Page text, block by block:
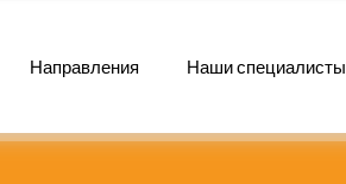
Направления Наши специалисты